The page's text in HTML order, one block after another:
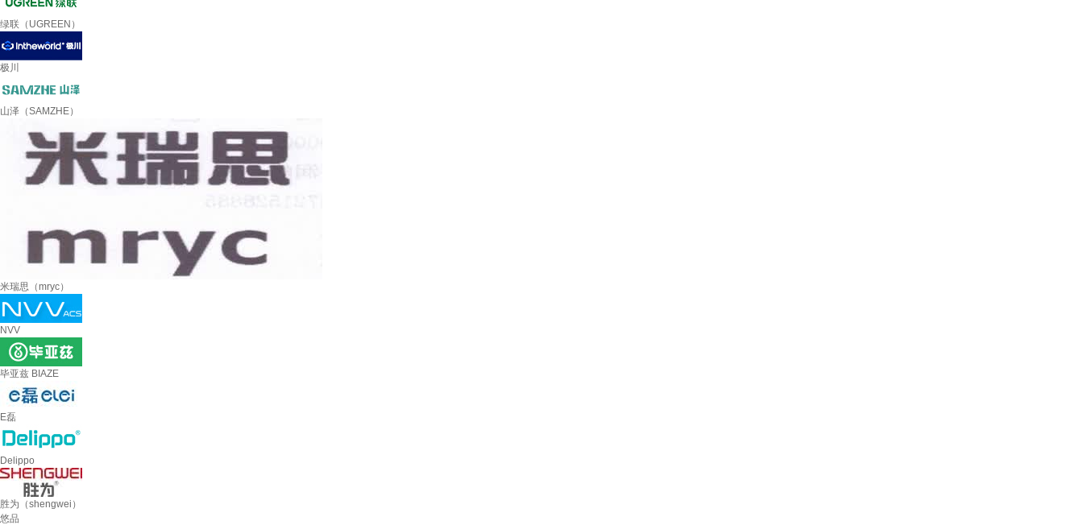
绿联（UGREEN）
极川
山泽（SAMZHE）
米瑞思（mryc）
NVV
毕亚兹 BIAZE
E磊
Delippo
胜为（shengwei）
悠品